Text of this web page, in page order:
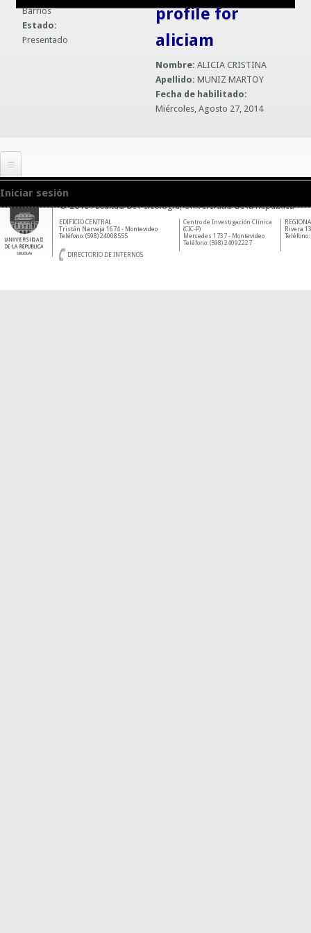
Guías prácticas o proyectos
Guías UCO
Información sobre SPAM y Phising
Barrios
Estado:
Presentado
profile for
aliciam
Nombre: ALICIA CRISTINA
Apellido: MUNIZ MARTOY
Fecha de habilitado:
Miércoles, Agosto 27, 2014
Iniciar sesión
© 2010 Facultad de Psicología, Universidad de la República
Rivera
Teléfono:
Centro de Investigación Clínica
(CIC-P)
Mercedes 1737 - Montevideo
Teléfono: (598) 24092227
EDIFICIO CENTRAL
Tristán Narvaja 1674 - Montevideo
Teléfono: (598) 24008555
DIRECTORIO DE INTERNOS